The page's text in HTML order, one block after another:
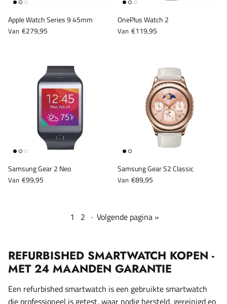
Apple Watch Series 9 45mm
Van €279,95
OnePlus Watch 2
Van €119,95
Samsung Gear 2 Neo
Van €99,95
Samsung Gear S2 Classic
Van €89,95
1 2 · Volgende pagina »
REFURBISHED SMARTWATCH KOPEN -
MET 24 MAANDEN GARANTIE
Een refurbished smartwatch is een gebruikte smartwatch
die professioneel is getest, waar nodig hersteld, gereinigd en